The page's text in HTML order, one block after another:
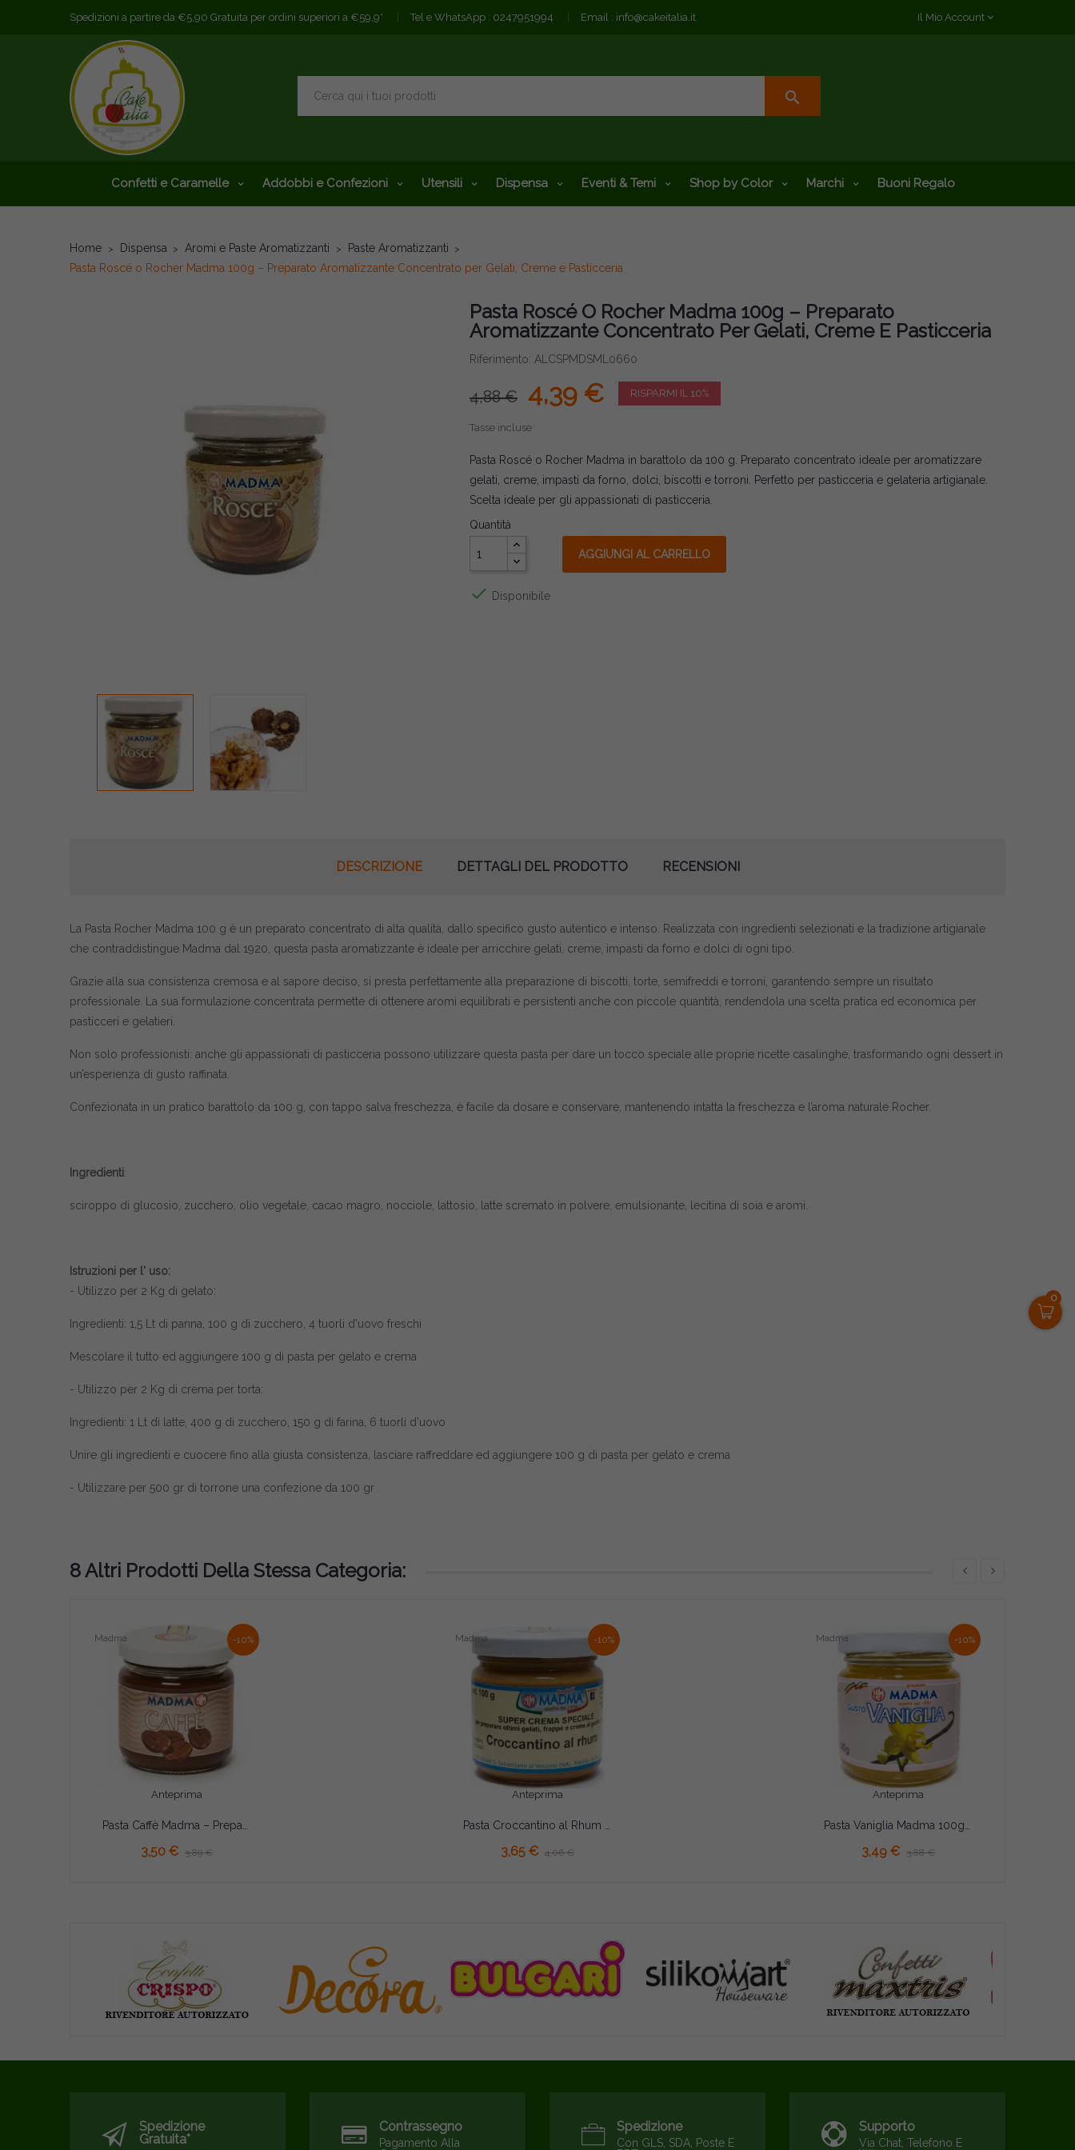
0
Spedizioni a partire da €5,90 Gratuita per ordini superiori a €59,9* Tel e WhatsApp : 0247951994 Email : info@cakeitalia.it Il Mio Account
search
Confetti e Caramelle Addobbi e Confezioni Utensili Dispensa Eventi & Temi Shop by Color Marchi Buoni Regalo
Home Dispensa Aromi e Paste Aromatizzanti
Paste Aromatizzanti
Pasta Roscé o Rocher Madma 100g – Preparato Aromatizzante Concentrato per Gelati, Creme e Pasticceria
Pasta Roscé O Rocher Madma 100g – Preparato
Aromatizzante Concentrato Per Gelati, Creme E Pasticceria
Riferimento: ALCSPMDSML0660
4,88 € 4,39 € RISPARMI IL 10%
Tasse incluse
Pasta Roscé o Rocher Madma in barattolo da 100 g. Preparato concentrato ideale per aromatizzare
gelati, creme, impasti da forno, dolci, biscotti e torroni. Perfetto per pasticceria e gelateria artigianale.
Scelta ideale per gli appassionati di pasticceria.
Quantità
AGGIUNGI AL CARRELLO
 Disponibile
DESCRIZIONE DETTAGLI DEL PRODOTTO RECENSIONI
La Pasta Rocher Madma 100 g è un preparato concentrato di alta qualità, dallo specifico gusto autentico e intenso. Realizzata con ingredienti selezionati e la tradizione artigianale
che contraddistingue Madma dal 1920, questa pasta aromatizzante è ideale per arricchire gelati, creme, impasti da forno e dolci di ogni tipo.
Grazie alla sua consistenza cremosa e al sapore deciso, si presta perfettamente alla preparazione di biscotti, torte, semifreddi e torroni, garantendo sempre un risultato
professionale. La sua formulazione concentrata permette di ottenere aromi equilibrati e persistenti anche con piccole quantità, rendendola una scelta pratica ed economica per
pasticceri e gelatieri.
Non solo professionisti: anche gli appassionati di pasticceria possono utilizzare questa pasta per dare un tocco speciale alle proprie ricette casalinghe, trasformando ogni dessert in
un’esperienza di gusto raffinata.
Confezionata in un pratico barattolo da 100 g, con tappo salva freschezza, è facile da dosare e conservare, mantenendo intatta la freschezza e l’aroma naturale Rocher.
Ingredienti:
sciroppo di glucosio, zucchero, olio vegetale, cacao magro, nocciole, lattosio, latte scremato in polvere, emulsionante, lecitina di soia e aromi.
Istruzioni per l' uso:
- Utilizzo per 2 Kg di gelato:
Ingredienti: 1,5 Lt di panna, 100 g di zucchero, 4 tuorli d'uovo freschi
Mescolare il tutto ed aggiungere 100 g di pasta per gelato e crema
- Utilizzo per 2 Kg di crema per torta:
Ingredienti: 1 Lt di latte, 400 g di zucchero, 150 g di farina, 6 tuorli d'uovo
Unire gli ingredienti e cuocere fino alla giusta consistenza, lasciare raffreddare ed aggiungere 100 g di pasta per gelato e crema
- Utilizzare per 500 gr di torrone una confezione da 100 gr
8 Altri Prodotti Della Stessa Categoria:
-10%
Anteprima
Madma
3,50 € 3,89 €
-10%
Anteprima
Madma
3,65 € 4,06 €
-10%
Anteprima
Madma
3,49 € 3,88 €
Spedizione
Gratuita*
Contrassegno
Pagamento Alla
Spedizione
Con GLS, SDA, Poste E
Supporto
Via Chat, Telefono E